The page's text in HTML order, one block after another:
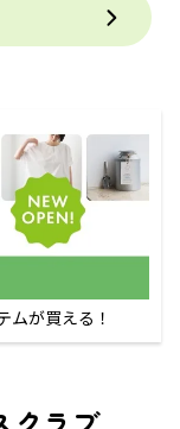
ムが買える！